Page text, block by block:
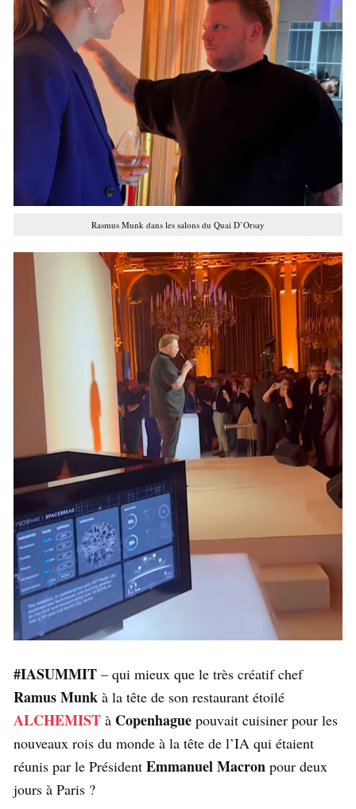
Rasmus Munk dans les salons du Quai D’Orsay
#IASUMMIT – qui mieux que le très créatif chef
Ramus Munk à la tête de son restaurant étoilé
ALCHEMIST à Copenhague pouvait cuisiner pour les
nouveaux rois du monde à la tête de l’IA qui étaient
réunis par le Président Emmanuel Macron pour deux
jours à Paris ?